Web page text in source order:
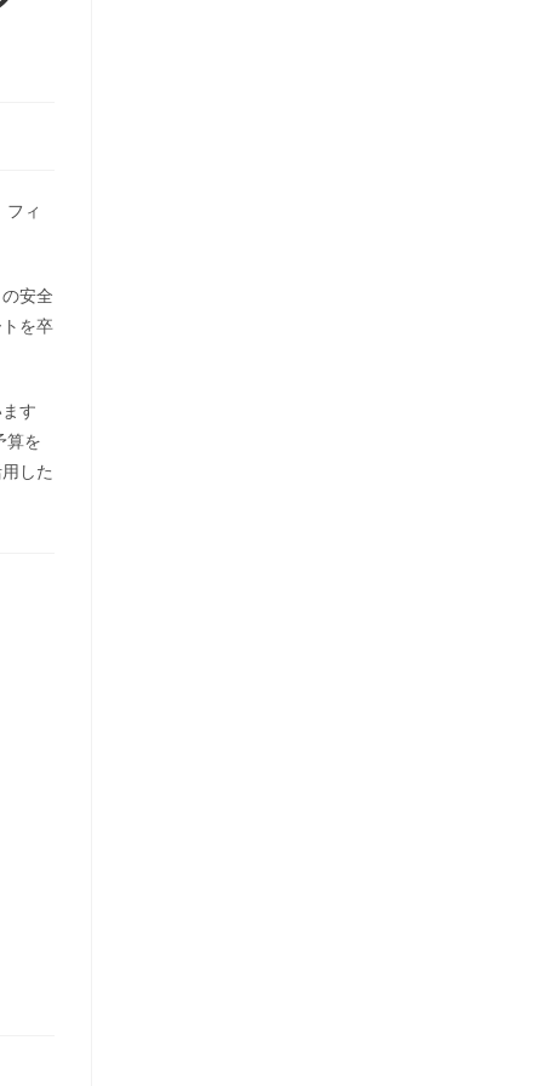
ィ
安全
を卒
す
算を
した